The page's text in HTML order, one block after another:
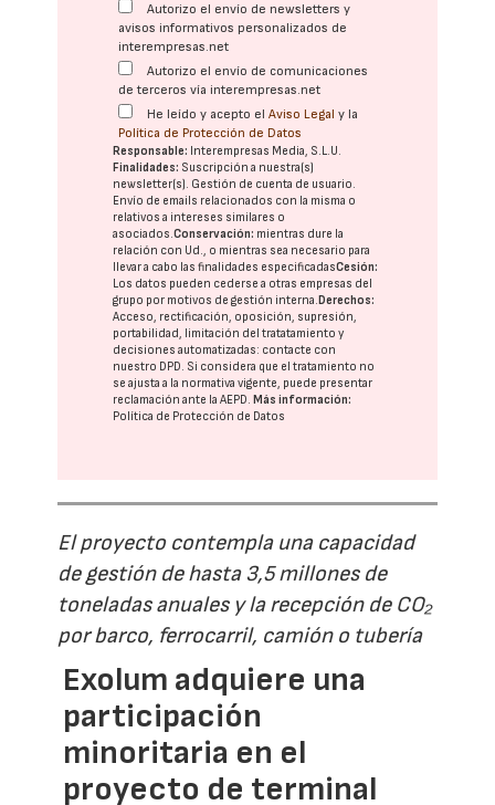
Autorizo el envío de newsletters y
avisos informativos personalizados de
interempresas.net
Autorizo el envío de comunicaciones
de terceros vía interempresas.net
He leído y acepto elAviso Legal y la
Política de Protección de Datos
Responsable: Interempresas Media, S.L.U.
Finalidades: Suscripción a nuestra(s)
newsletter(s). Gestión de cuenta de usuario.
Envío de emails relacionados con la misma o
relativos a intereses similares o
asociados.Conservación: mientras dure la
relación con Ud., o mientras sea necesario para
llevar a cabo las finalidades especificadasCesión:
Los datos pueden cederse a otras empresas del
grupo por motivos de gestión interna. Derechos:
Acceso, rectificación, oposición, supresión,
portabilidad, limitación del tratatamiento y
decisiones automatizadas: contacte con
nuestro DPD. Si considera que el tratamiento no
se ajusta a la normativa vigente, puede presentar
reclamación ante laAEPD. Más información:
Política de Protección de Datos
El proyecto contempla una capacidad
de gestión de hasta 3,5 millones de
toneladas anuales y la recepción de CO₂
por barco, ferrocarril, camión o tubería
Exolum adquiere una
participación
minoritaria en el
proyecto de terminal